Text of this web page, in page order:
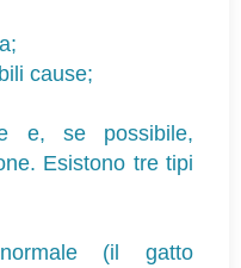
cause;
e, se possibile,
Esistono tre tipi
(il gatto